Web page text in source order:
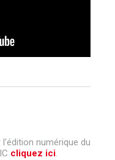
numérique du
cliquez ici.